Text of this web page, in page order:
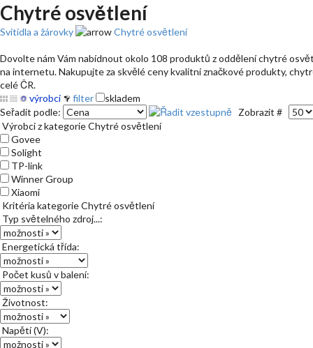
Chytré osvětlení
Svitidla a žárovky Chytré osvětlení
Dovolte nám Vám nabídnout okolo 108 produktů z oddělení chytré
na internetu. Nakupujte za skvělé ceny kvalitní značkové produkty,
celé ČR.
výrobci
filter
skladem
Seřadit podle:
Zobrazit #
Výrobci z kategorie Chytré osvětlení
Govee
Solight
TP-link
Winner Group
Xiaomi
Kritéria kategorie Chytré osvětlení
Typ světelného zdroj...:
Energetická třída:
Počet kusů v balení:
Životnost:
Napětí (V):